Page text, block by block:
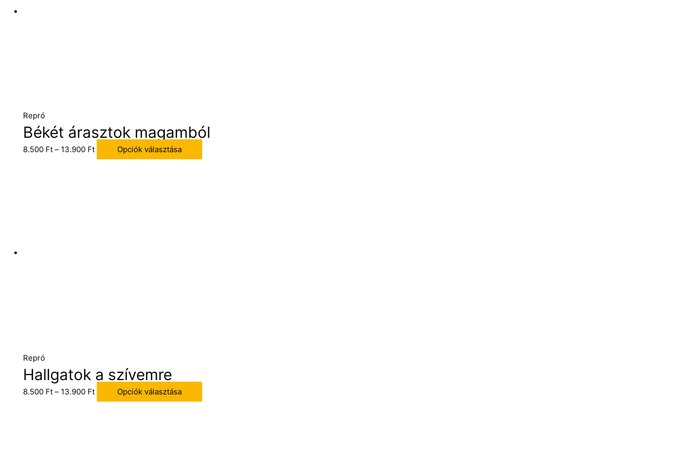
Repró
Békét árasztok magamból
8.500 Ft – 13.900 Ft Opciók választása
Repró
Hallgatok a szívemre
8.500 Ft – 13.900 Ft Opciók választása